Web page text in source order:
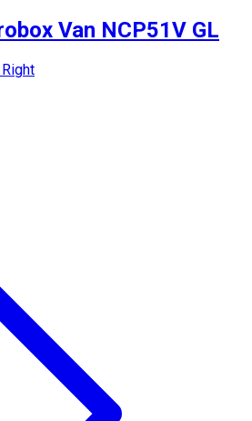
Van NCP51V GL